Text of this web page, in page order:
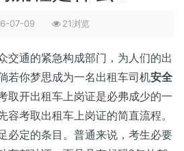
07-09 21浏览
通的紧急构成部门，为人们的出
若你梦思成为一名出租车司机安全
取开出租车上岗证是必弗成少的一
容考取出租车上岗证的简直流程。
必定的条目。普通来说，考生必要